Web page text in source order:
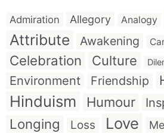
Admiration Allegory Analogy
Attribute Awakening
Celebration Culture
Environment
Friendship
Hinduism Humour
Longing Loss Love